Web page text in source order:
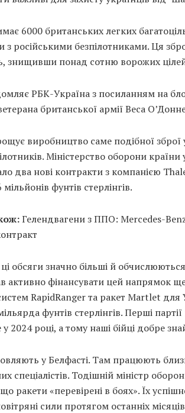
6000 британських легких
з російськими безпілотниками. Ця
знищивши понад сотню ворожих
РБК-Україна з посиланням на
британської армії Веса
виробництво саме подібної
Міністерство оборони країни
два нові контракти з компанією
фунтів стерлінгів.
Гелендвагени з ППО: Mercedes-
обсяги значно більші й
активно фінансувати цей напрямок
RapidRanger та ракет Martlet для
фунтів стерлінгів. Перші партії
2024 році, а тому наші бійці добре
у Белфасті. Там працюють
спеціалістів. Тодішній міністр
ракети «перевірені в боях». Їх
сили протягом останніх